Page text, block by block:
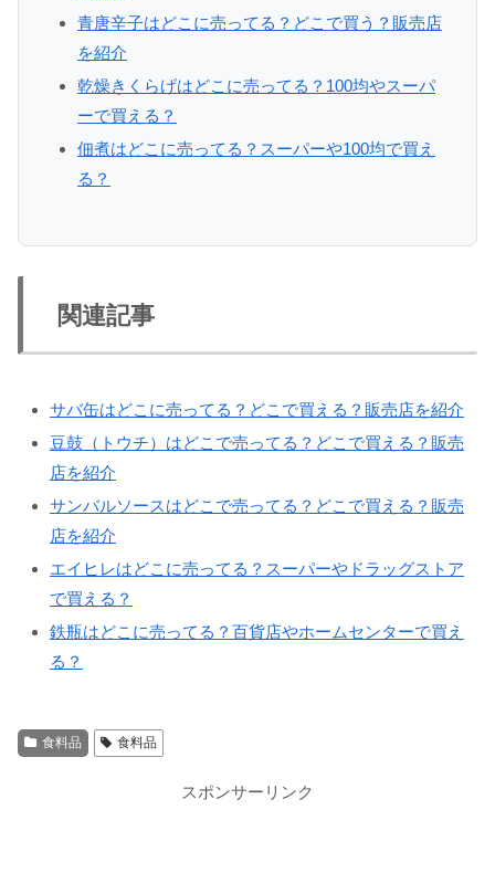
青唐辛子はどこに売ってる？どこで買う？販売店
を紹介
乾燥きくらげはどこに売ってる？100均やスーパ
ーで買える？
佃煮はどこに売ってる？スーパーや100均で買え
る？
関連記事
サバ缶はどこに売ってる？どこで買える？販売店を紹介
豆鼓（トウチ）はどこで売ってる？どこで買える？販売
店を紹介
サンバルソースはどこで売ってる？どこで買える？販売
店を紹介
エイヒレはどこに売ってる？スーパーやドラッグストア
で買える？
鉄瓶はどこに売ってる？百貨店やホームセンターで買え
る？
食料品 食料品
スポンサーリンク